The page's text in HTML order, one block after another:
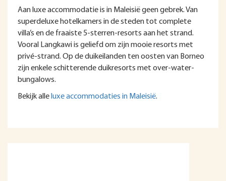
Aan luxe accommodatie is in Maleisië geen gebrek. Van
superdeluxe hotelkamers in de steden tot complete
villa’s en de fraaiste 5-sterren-resorts aan het strand.
Vooral Langkawi is geliefd om zijn mooie resorts met
privé-strand. Op de duikeilanden ten oosten van Borneo
zijn enkele schitterende duikresorts met over-water-
bungalows.
Bekijk alle luxe accommodaties in Maleisië.